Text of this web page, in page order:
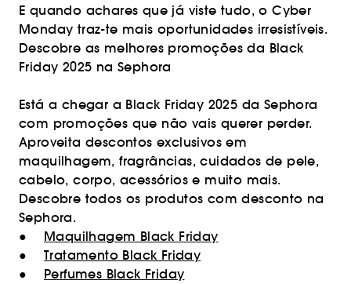
E quando achares que já viste tudo, o Cyber
Monday traz-te mais oportunidades irresistíveis.
Descobre as melhores promoções da Black
Friday 2025 na Sephora
Está a chegar a Black Friday 2025 da Sephora
com promoções que não vais querer perder.
Aproveita descontos exclusivos em
maquilhagem, fragrâncias, cuidados de pele,
cabelo, corpo, acessórios e muito mais.
Descobre todos os produtos com desconto na
Sephora.
● Maquilhagem Black Friday
● Tratamento Black Friday
● Perfumes Black Friday